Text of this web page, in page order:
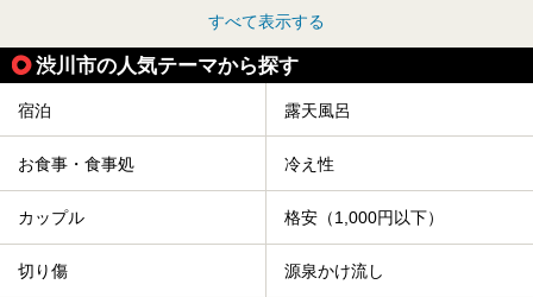
すべて表示する
渋川市の人気テーマから探す
宿泊 露天風呂
お食事・食事処 冷え性
カップル 格安（1,000円以下）
切り傷 源泉かけ流し